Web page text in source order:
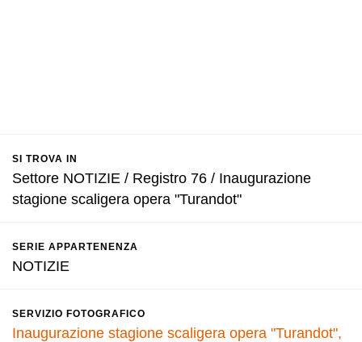
SI TROVA IN
Settore NOTIZIE / Registro 76 / Inaugurazione
stagione scaligera opera "Turandot"
SERIE APPARTENENZA
NOTIZIE
SERVIZIO FOTOGRAFICO
Inaugurazione stagione scaligera opera "Turandot",